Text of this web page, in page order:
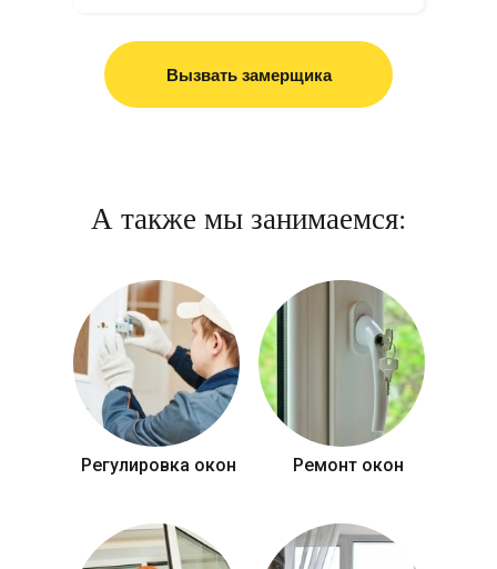
Вызвать замерщика
А также мы занимаемся:
Регулировка окон Ремонт окон